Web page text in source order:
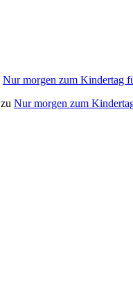
Nur morgen zum Kindertag
zu Nur morgen zum